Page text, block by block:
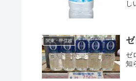
し
関東・甲信越
ゼ
知